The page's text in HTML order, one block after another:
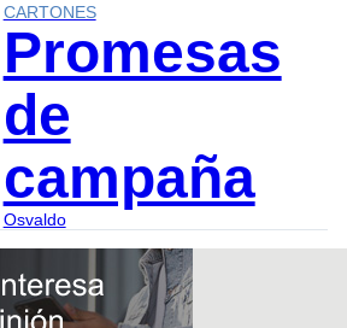
CARTONES
Promesas
de
campaña
Osvaldo